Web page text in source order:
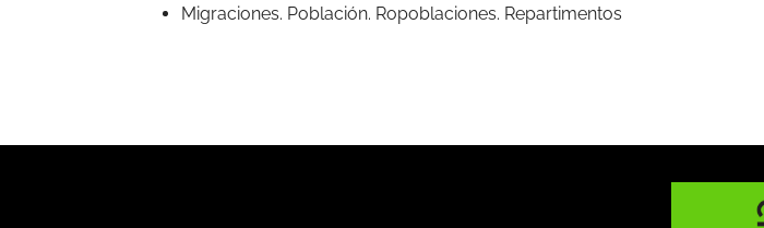
Migraciones. Población. Ropoblaciones. Repartimentos